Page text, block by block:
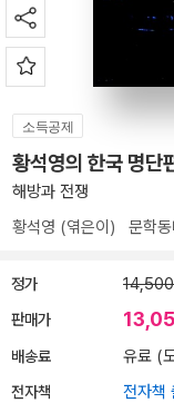
소득공제
황석영의 한국 명
해방과 전쟁
황석영 (엮은이) 문학동
정가
판매가
배송료 유료 (
전자책 전자책